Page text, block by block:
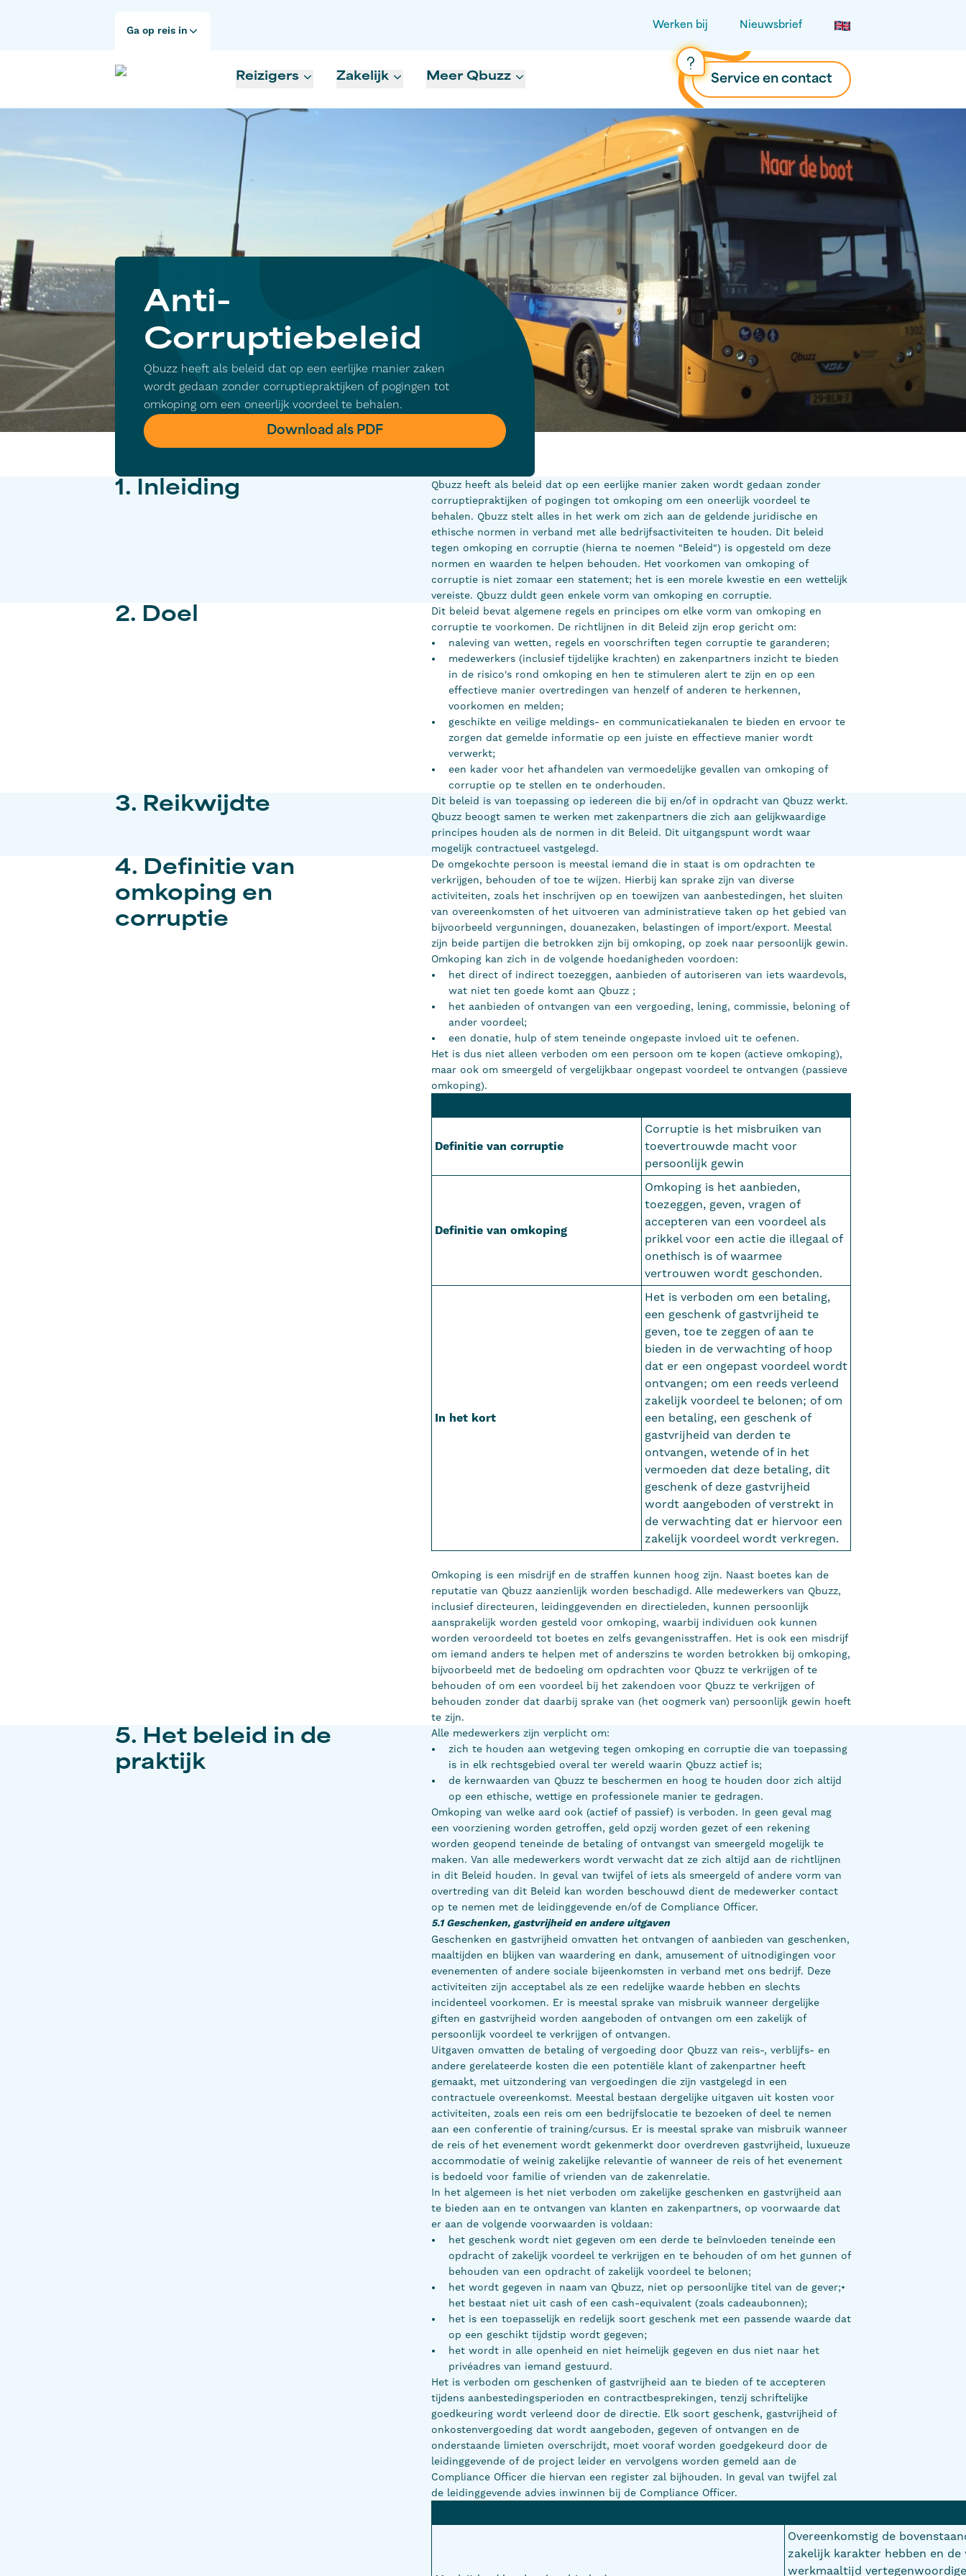
Ga op reis in Werken bij Nieuwsbrief
Reizigers Zakelijk Meer Qbuzz Service en contact
Anti-
Corruptiebeleid
Qbuzz heeft als beleid dat op een eerlijke manier zaken
wordt gedaan zonder corruptiepraktijken of pogingen tot
omkoping om een oneerlijk voordeel te behalen.
Download als PDF
1. Inleiding
Qbuzz heeft als beleid dat op een eerlijke manier zaken wordt gedaan zonder
corruptiepraktijken of pogingen tot omkoping om een oneerlijk voordeel te
behalen. Qbuzz stelt alles in het werk om zich aan de geldende juridische en
ethische normen in verband met alle bedrijfsactiviteiten te houden. Dit beleid
tegen omkoping en corruptie (hierna te noemen "Beleid") is opgesteld om deze
normen en waarden te helpen behouden. Het voorkomen van omkoping of
corruptie is niet zomaar een statement; het is een morele kwestie en een wettelijk
vereiste. Qbuzz duldt geen enkele vorm van omkoping en corruptie.
2. Doel
Dit beleid bevat algemene regels en principes om elke vorm van omkoping en
corruptie te voorkomen. De richtlijnen in dit Beleid zijn erop gericht om:
naleving van wetten, regels en voorschriften tegen corruptie te garanderen;
medewerkers (inclusief tijdelijke krachten) en zakenpartners inzicht te bieden
in de risico's rond omkoping en hen te stimuleren alert te zijn en op een
effectieve manier overtredingen van henzelf of anderen te herkennen,
voorkomen en melden;
geschikte en veilige meldings- en communicatiekanalen te bieden en ervoor te
zorgen dat gemelde informatie op een juiste en effectieve manier wordt
verwerkt;
een kader voor het afhandelen van vermoedelijke gevallen van omkoping of
corruptie op te stellen en te onderhouden.
3. Reikwijdte
Dit beleid is van toepassing op iedereen die bij en/of in opdracht van Qbuzz werkt.
Qbuzz beoogt samen te werken met zakenpartners die zich aan gelijkwaardige
principes houden als de normen in dit Beleid. Dit uitgangspunt wordt waar
mogelijk contractueel vastgelegd.
4. Definitie van
omkoping en
corruptie
De omgekochte persoon is meestal iemand die in staat is om opdrachten te
verkrijgen, behouden of toe te wijzen. Hierbij kan sprake zijn van diverse
activiteiten, zoals het inschrijven op en toewijzen van aanbestedingen, het sluiten
van overeenkomsten of het uitvoeren van administratieve taken op het gebied van
bijvoorbeeld vergunningen, douanezaken, belastingen of import/export. Meestal
zijn beide partijen die betrokken zijn bij omkoping, op zoek naar persoonlijk gewin.
Omkoping kan zich in de volgende hoedanigheden voordoen:
het direct of indirect toezeggen, aanbieden of autoriseren van iets waardevols,
wat niet ten goede komt aan Qbuzz ;
het aanbieden of ontvangen van een vergoeding, lening, commissie, beloning of
ander voordeel;
een donatie, hulp of stem teneinde ongepaste invloed uit te oefenen.
Het is dus niet alleen verboden om een persoon om te kopen (actieve omkoping),
maar ook om smeergeld of vergelijkbaar ongepast voordeel te ontvangen (passieve
omkoping).
Definitie van corruptie
Corruptie is het misbruiken van
toevertrouwde macht voor
persoonlijk gewin
Definitie van omkoping
Omkoping is het aanbieden,
toezeggen, geven, vragen of
accepteren van een voordeel als
prikkel voor een actie die illegaal of
onethisch is of waarmee
vertrouwen wordt geschonden.
In het kort
Het is verboden om een betaling,
een geschenk of gastvrijheid te
geven, toe te zeggen of aan te
bieden in de verwachting of hoop
dat er een ongepast voordeel wordt
ontvangen; om een reeds verleend
zakelijk voordeel te belonen; of om
een betaling, een geschenk of
gastvrijheid van derden te
ontvangen, wetende of in het
vermoeden dat deze betaling, dit
geschenk of deze gastvrijheid
wordt aangeboden of verstrekt in
de verwachting dat er hiervoor een
zakelijk voordeel wordt verkregen.
Omkoping is een misdrijf en de straffen kunnen hoog zijn. Naast boetes kan de
reputatie van Qbuzz aanzienlijk worden beschadigd. Alle medewerkers van Qbuzz,
inclusief directeuren, leidinggevenden en directieleden, kunnen persoonlijk
aansprakelijk worden gesteld voor omkoping, waarbij individuen ook kunnen
worden veroordeeld tot boetes en zelfs gevangenisstraffen. Het is ook een misdrijf
om iemand anders te helpen met of anderszins te worden betrokken bij omkoping,
bijvoorbeeld met de bedoeling om opdrachten voor Qbuzz te verkrijgen of te
behouden of om een voordeel bij het zakendoen voor Qbuzz te verkrijgen of
behouden zonder dat daarbij sprake van (het oogmerk van) persoonlijk gewin hoeft
te zijn.
5. Het beleid in de
praktijk
Alle medewerkers zijn verplicht om:
zich te houden aan wetgeving tegen omkoping en corruptie die van toepassing
is in elk rechtsgebied overal ter wereld waarin Qbuzz actief is;
de kernwaarden van Qbuzz te beschermen en hoog te houden door zich altijd
op een ethische, wettige en professionele manier te gedragen.
Omkoping van welke aard ook (actief of passief) is verboden. In geen geval mag
een voorziening worden getroffen, geld opzij worden gezet of een rekening
worden geopend teneinde de betaling of ontvangst van smeergeld mogelijk te
maken. Van alle medewerkers wordt verwacht dat ze zich altijd aan de richtlijnen
in dit Beleid houden. In geval van twijfel of iets als smeergeld of andere vorm van
overtreding van dit Beleid kan worden beschouwd dient de medewerker contact
op te nemen met de leidinggevende en/of de Compliance Officer.
5.1 Geschenken, gastvrijheid en andere uitgaven
Geschenken en gastvrijheid omvatten het ontvangen of aanbieden van geschenken,
maaltijden en blijken van waardering en dank, amusement of uitnodigingen voor
evenementen of andere sociale bijeenkomsten in verband met ons bedrijf. Deze
activiteiten zijn acceptabel als ze een redelijke waarde hebben en slechts
incidenteel voorkomen. Er is meestal sprake van misbruik wanneer dergelijke
giften en gastvrijheid worden aangeboden of ontvangen om een zakelijk of
persoonlijk voordeel te verkrijgen of ontvangen.
Uitgaven omvatten de betaling of vergoeding door Qbuzz van reis-, verblijfs- en
andere gerelateerde kosten die een potentiële klant of zakenpartner heeft
gemaakt, met uitzondering van vergoedingen die zijn vastgelegd in een
contractuele overeenkomst. Meestal bestaan dergelijke uitgaven uit kosten voor
activiteiten, zoals een reis om een bedrijfslocatie te bezoeken of deel te nemen
aan een conferentie of training/cursus. Er is meestal sprake van misbruik wanneer
de reis of het evenement wordt gekenmerkt door overdreven gastvrijheid, luxueuze
accommodatie of weinig zakelijke relevantie of wanneer de reis of het evenement
is bedoeld voor familie of vrienden van de zakenrelatie.
In het algemeen is het niet verboden om zakelijke geschenken en gastvrijheid aan
te bieden aan en te ontvangen van klanten en zakenpartners, op voorwaarde dat
er aan de volgende voorwaarden is voldaan:
het geschenk wordt niet gegeven om een derde te beïnvloeden teneinde een
opdracht of zakelijk voordeel te verkrijgen en te behouden of om het gunnen of
behouden van een opdracht of zakelijk voordeel te belonen;
het wordt gegeven in naam van Qbuzz, niet op persoonlijke titel van de gever;•
het bestaat niet uit cash of een cash-equivalent (zoals cadeaubonnen);
het is een toepasselijk en redelijk soort geschenk met een passende waarde dat
op een geschikt tijdstip wordt gegeven;
het wordt in alle openheid en niet heimelijk gegeven en dus niet naar het
privéadres van iemand gestuurd.
Het is verboden om geschenken of gastvrijheid aan te bieden of te accepteren
tijdens aanbestedingsperioden en contractbesprekingen, tenzij schriftelijke
goedkeuring wordt verleend door de directie. Elk soort geschenk, gastvrijheid of
onkostenvergoeding dat wordt aangeboden, gegeven of ontvangen en de
onderstaande limieten overschrijdt, moet vooraf worden goedgekeurd door de
leidinggevende of de project leider en vervolgens worden gemeld aan de
Compliance Officer die hiervan een register zal bijhouden. In geval van twijfel zal
de leidinggevende advies inwinnen bij de Compliance Officer.
Overeenkomstig de
zakelijk karakter hebben en de
werkmaaltijd